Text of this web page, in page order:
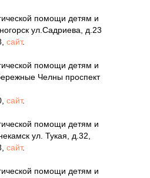
помощи детям и
ул.Садриева, д.23
сайт.
помощи детям и
Челны проспект
сайт.
помощи детям и
ул. Тукая, д.32,
сайт.
помощи детям и